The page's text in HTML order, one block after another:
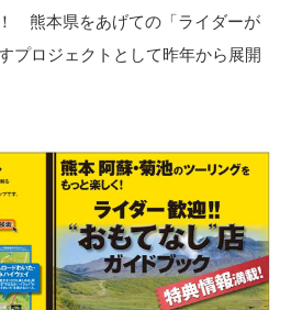
熊本県をあげての「ライダーが
プロジェクトとして昨年から展開